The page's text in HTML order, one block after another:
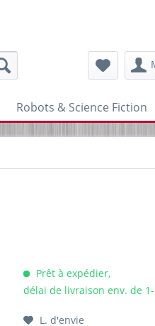
Robots & Science Fiction
Prêt à expédier,
délai de livraison env. de
L. d'envie